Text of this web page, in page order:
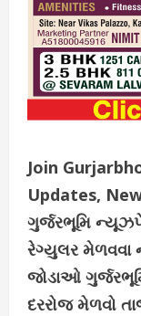
Join
Updates,
ગુર્જરભૂમિ
રેગ્યુલર
જોડાઓ
દરરોજ મેળવો